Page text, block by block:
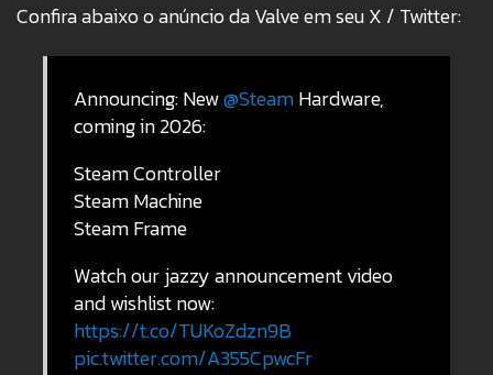
Confira abaixo o anúncio da Valve em seu X / Twitter:
Announcing: New@SteamHardware,
coming in 2026:
Steam Controller
Steam Machine
Steam Frame
Watch our jazzy announcement video
and wishlist now:
https://t.co/TUKoZdzn9B
pic.twitter.com/A355CpwcFr